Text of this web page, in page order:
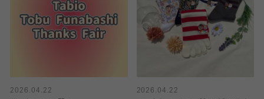
2026.04.22
2026.04.22